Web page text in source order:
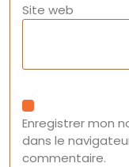
Site web
Enregistrer mon
dans le
commentaire.